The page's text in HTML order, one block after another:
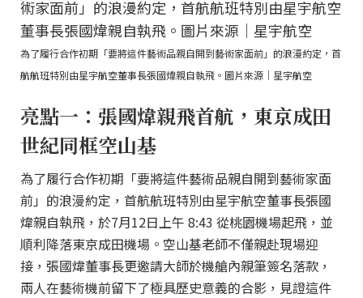
為了履行合作初期「要將這件藝術品親自開到藝術家面前」的浪漫約定，首
航航班特別由星宇航空董事長張國煒親自執飛。圖片來源｜星宇航空
亮點一：張國煒親飛首航，東京成田
世紀同框空山基
為了履行合作初期「要將這件藝術品親自開到藝術家面
前」的浪漫約定，首航航班特別由星宇航空董事長張國
煒親自執飛，於7月12日上午 8:43 從桃園機場起飛，並
順利降落東京成田機場。空山基老師不僅親赴現場迎
接，張國煒董事長更邀請大師於機艙內親筆簽名落款，
兩人在藝術機前留下了極具歷史意義的合影，見證這件